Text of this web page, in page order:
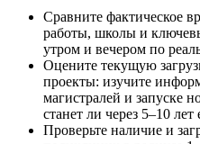
Сравните фактическое
работы, школы и
утром и вечером по
Оцените текущую
проекты: изучите
магистралей и запуске
станет ли через 5–10
Проверьте наличие и